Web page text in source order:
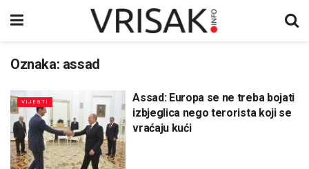
Oznaka: assad
VIJESTI
Assad: Europa se ne treba bojati
izbjeglica nego terorista koji se
vraćaju kući